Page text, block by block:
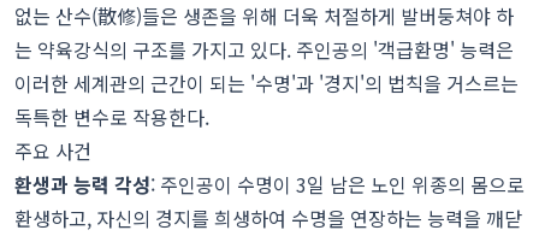
없는 산수(散修)들은 생존을 위해 더욱 처절하게 발버둥쳐야 하
는 약육강식의 구조를 가지고 있다. 주인공의 '객급환명' 능력은
이러한 세계관의 근간이 되는 '수명'과 '경지'의 법칙을 거스르는
독특한 변수로 작용한다.
주요 사건
환생과 능력 각성: 주인공이 수명이 3일 남은 노인 위종의 몸으로
환생하고, 자신의 경지를 희생하여 수명을 연장하는 능력을 깨닫